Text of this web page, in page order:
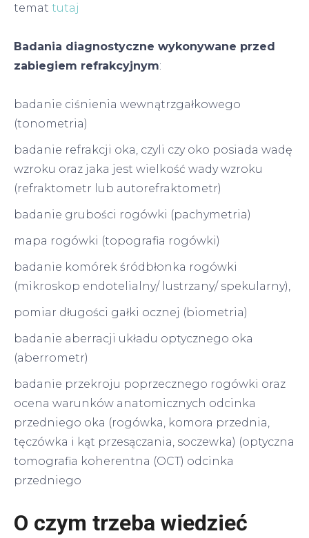
temat tutaj
Badania diagnostyczne wykonywane przed
zabiegiem refrakcyjnym:
badanie ciśnienia wewnątrzgałkowego
(tonometria)
badanie refrakcji oka, czyli czy oko posiada wadę
wzroku oraz jaka jest wielkość wady wzroku
(refraktometr lub autorefraktometr)
badanie grubości rogówki (pachymetria)
mapa rogówki (topografia rogówki)
badanie komórek śródbłonka rogówki
(mikroskop endotelialny/ lustrzany/ spekularny),
pomiar długości gałki ocznej (biometria)
badanie aberracji układu optycznego oka
(aberrometr)
badanie przekroju poprzecznego rogówki oraz
ocena warunków anatomicznych odcinka
przedniego oka (rogówka, komora przednia,
tęczówka i kąt przesączania, soczewka) (optyczna
tomografia koherentna (OCT) odcinka
przedniego
O czym trzeba wiedzieć